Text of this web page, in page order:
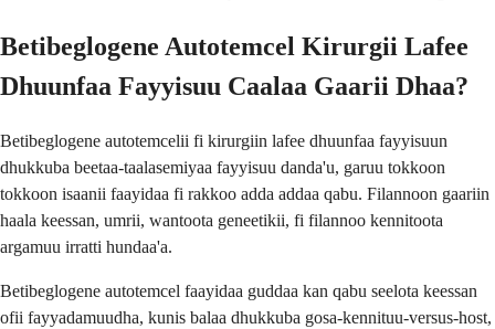
Betibeglogene Autotemcel Kirurgii Lafee
Dhuunfaa Fayyisuu Caalaa Gaarii Dhaa?
Betibeglogene autotemcelii fi kirurgiin lafee dhuunfaa fayyisuun
dhukkuba beetaa-taalasemiyaa fayyisuu danda'u, garuu tokkoon
tokkoon isaanii faayidaa fi rakkoo adda addaa qabu. Filannoon gaariin
haala keessan, umrii, wantoota geneetikii, fi filannoo kennitoota
argamuu irratti hundaa'a.
Betibeglogene autotemcel faayidaa guddaa kan qabu seelota keessan
ofii fayyadamuudha, kunis balaa dhukkuba gosa-kennituu-versus-host,